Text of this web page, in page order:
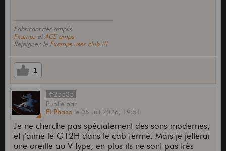
Fabricant des amplis
FxampsetACE amps
Rejoignez le Fxamps user club !!!
1
#25535
Publié par
El Phaco le 05 Juil 2026, 19:51
Je ne cherche pas spécialement des sons modernes,
et j'aime le G12H dans le cab fermé. Mais je jetterai
une oreille au V-Type, en plus ils ne sont pas très